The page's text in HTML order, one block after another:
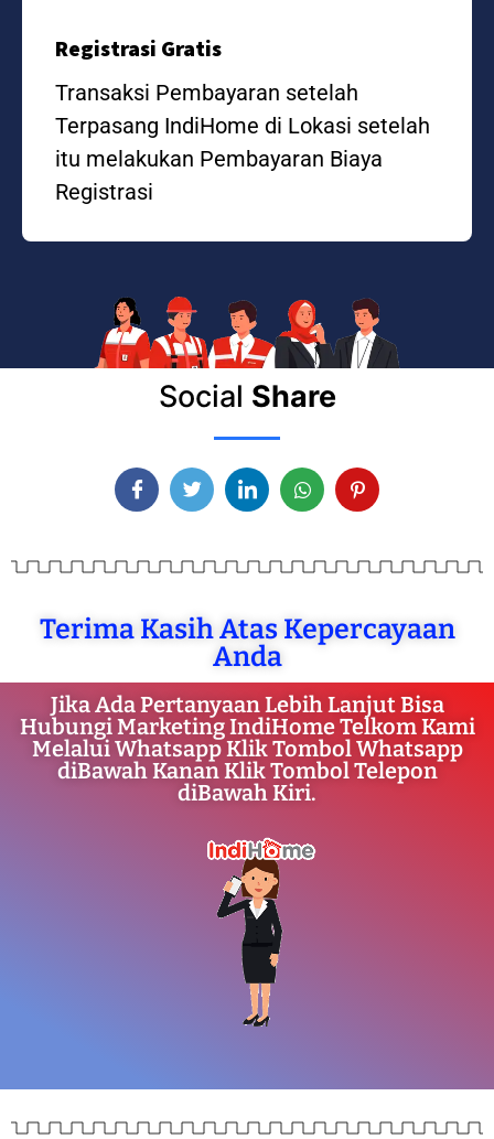
Registrasi Gratis
Transaksi Pembayaran setelah
Terpasang IndiHome di Lokasi setelah
itu melakukan Pembayaran Biaya
Registrasi
Social Share
Terima Kasih Atas Kepercayaan
Anda
Jika Ada Pertanyaan Lebih Lanjut Bisa
Hubungi Marketing IndiHome Telkom Kami
Melalui Whatsapp Klik Tombol Whatsapp
diBawah Kanan Klik Tombol Telepon
diBawah Kiri.